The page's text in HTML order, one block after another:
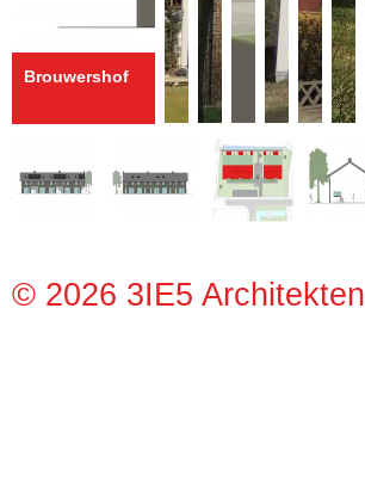
Brouwershof
© 2026 3IE5 Architekten